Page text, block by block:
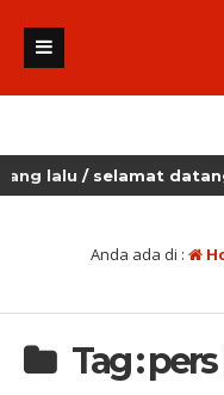
/ selamat datang
Anda ada di :
Tag :